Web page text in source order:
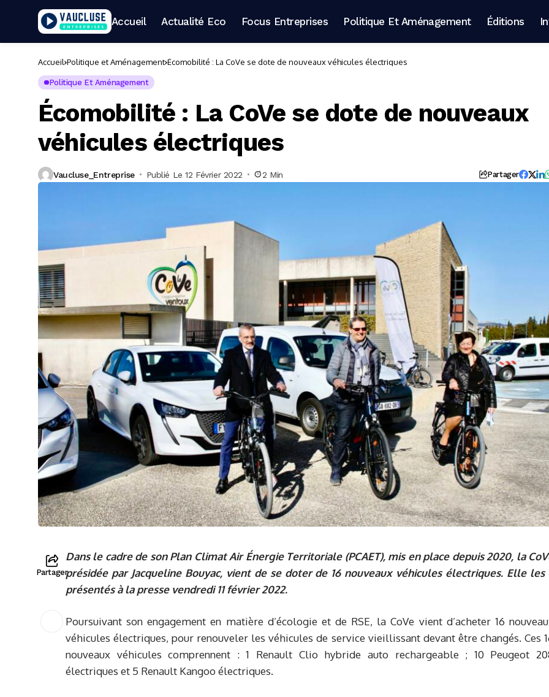
Accueil Actualité Eco Focus Entreprises Politique Et Aménagement Éditions
Accueil Politique et Aménagement Écomobilité : La CoVe se dote de nouveaux véhicules électriques
Politique Et Aménagement
Écomobilité : La CoVe se dote de nouveaux
véhicules électriques
Vaucluse_Entreprise Publié Le 12 Février 2022 2 Min Partager
Partager
Dans le cadre de son Plan Climat Air Énergie Territoriale (PCAET), mis en place depuis 2020, la
présidée par Jacqueline Bouyac, vient de se doter de 16 nouveaux véhicules électriques. Elle les
présentés à la presse vendredi 11 février 2022.
Poursuivant son engagement en matière d’écologie et de RSE, la CoVe vient d’acheter 16
véhicules électriques, pour renouveler les véhicules de service vieillissant devant être changés. Ces
nouveaux véhicules comprennent : 1 Renault Clio hybride auto rechargeable ; 10 Peugeot
électriques et 5 Renault Kangoo électriques.